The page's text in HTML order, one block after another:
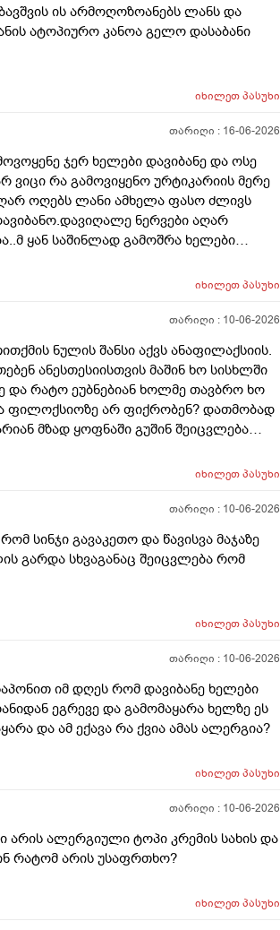
ის არმოღოზოანებს ლანს და
ატოპიურო კანოა გელო დასაბანი
იხილეთპასუხი
თარიღი : 16-06-2026
ჯერ ხელები დავიბანე და ოსე
ვიცი რა გამოვიყენო ურტიკარიის მერე
ოღებს ლანი ამხელა ფასო ძლივს
ნერვები აღარ
ყან საშინლად გამოშრა ხელები
იხილეთპასუხი
თარიღი : 10-06-2026
ნულის შანსი აქვს ანაფილაქსიის.
ანესთესიისთვის მაშინ ხო სისხლში
და რატო ეუბნებიან ხოლმე თავბრო ხო
ფილოქსიოზე არ ფიქრობენ? დათმობად
მზად ყოფნაში გუშინ შეიცვლება
იხილეთპასუხი
თარიღი : 10-06-2026
სინჯი გავაკეთო და წავისვა მაჯაზე
გარდა სხვაგანაც შეიცვლება რომ
იხილეთპასუხი
თარიღი : 10-06-2026
იმ დღეს რომ დავიბანე ხელები
ეგრევე და გამომაყარა ხელზე ეს
და ამ ექავა რა ქვია ამას ალერგია?
იხილეთპასუხი
თარიღი : 10-06-2026
ალერგიული ტოპი კრემის სახის და
რატომ არის უსაფრთხო?
იხილეთპასუხი